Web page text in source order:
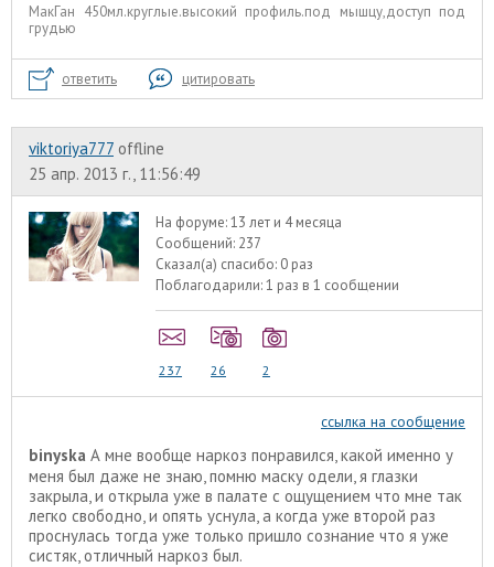
МакГан 450мл.круглые.высокий профиль.под мышцу,доступ под
грудью
ответить цитировать
viktoriya777 offline
25 апр. 2013 г., 11:56:49
На форуме:13 лет и 4 месяца
Сообщений: 237
Сказал(а) спасибо: 0 раз
Поблагодарили:1 раз в 1 сообщении
237 26 2
ссылка на сообщение
binyska А мне вообще наркоз понравился, какой именно у
меня был даже не знаю, помню маску одели, я глазки
закрыла, и открыла уже в палате с ощущением что мне так
легко свободно, и опять уснула, а когда уже второй раз
проснулась тогда уже только пришло сознание что я уже
систяк, отличный наркоз был.